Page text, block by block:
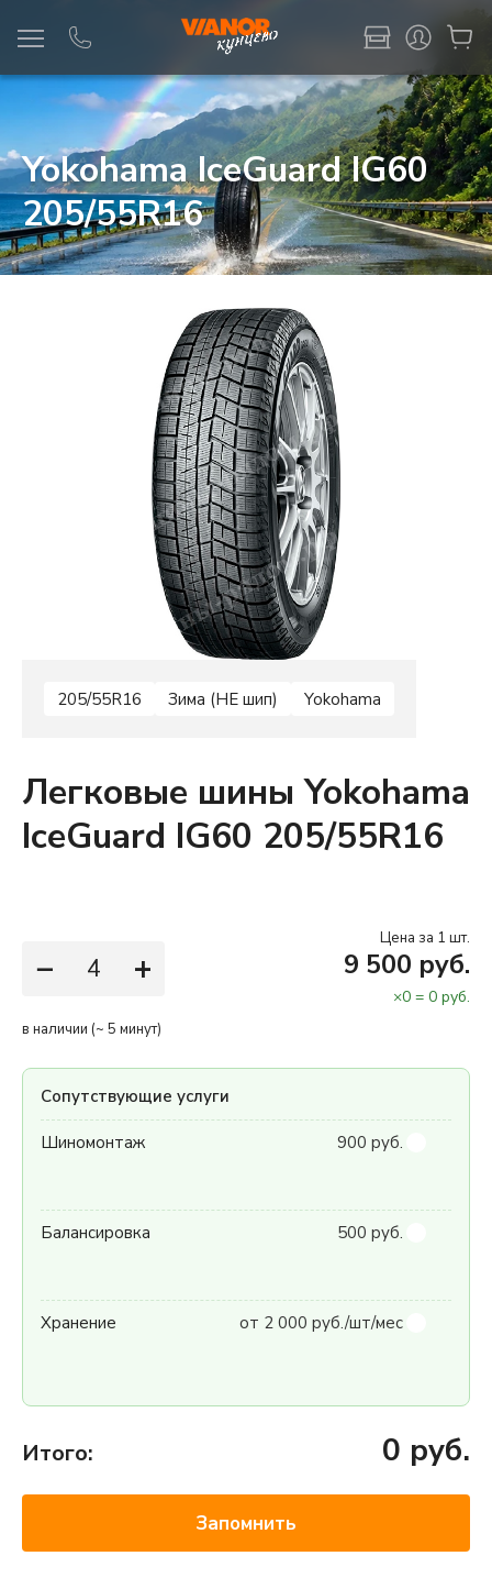
Yokohama IceGuard IG60
205/55R16
205/55R16 Зима (НЕ шип) Yokohama
Легковые шины Yokohama
IceGuard IG60 205/55R16
− +
Цена за 1 шт.
9 500 руб.
×0 = 0 руб.
в наличии (~ 5 минут)
Сопутствующие услуги
Шиномонтаж 900 руб.
Балансировка 500 руб.
Хранение от 2 000 руб./шт/мес
Итого: 0 руб.
Запомнить
Информация Фото товара